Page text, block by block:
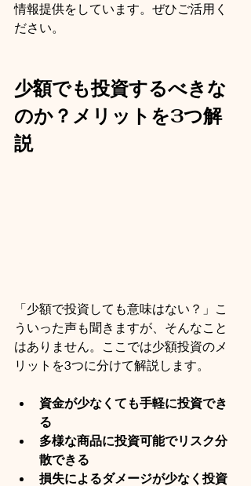
情報提供をしています。ぜひご活用く
ださい。
少額でも投資するべきな
のか？メリットを3つ解
説
「少額で投資しても意味はない？」こ
ういった声も聞きますが、そんなこと
はありません。ここでは少額投資のメ
リットを3つに分けて解説します。
資金が少なくても手軽に投資でき
る
多様な商品に投資可能でリスク分
散できる
損失によるダメージが少なく投資